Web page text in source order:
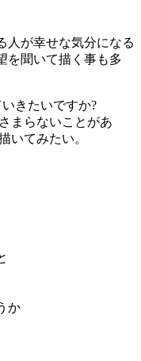
人が幸せな気分になる
を聞いて描く事も多
きたいですか?
まらないことがあ
いてみたい。
か